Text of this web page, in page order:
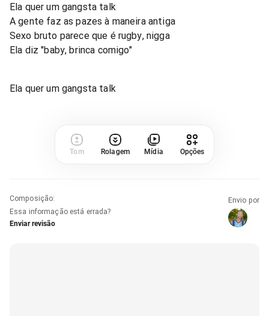
Ela quer um gangsta talk
A gente faz as pazes à maneira antiga
Sexo bruto parece que é rugby, nigga
Ela diz "baby, brinca comigo"
Ela quer um gangsta talk
Tom Rolagem Mídia Opções
Composição:
Essa informação está errada?
Enviar revisão
Envio por